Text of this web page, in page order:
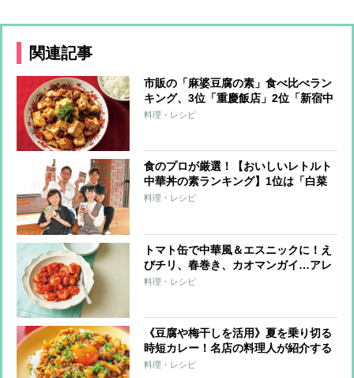
関連記事
市販の「麻婆豆腐の素」食べ比べラン
キング、3位「重慶飯店」2位「新宿中
村屋」【名店部門1～10位】
料理・レシピ
食のプロが厳選！【おいしいレトルト
中華丼の素ランキング】1位は「白菜
のシャキッと食感に感動」と高評価の
料理・レシピ
トマト缶で中華風＆エスニックに！え
びチリ、春巻き、カオマンガイ…アレ
ンジでおいしさ引き立つレシピ8品
料理・レシピ
《豆腐や梅干しを活用》夏を乗り切る
時短カレー！名店の料理人が紹介する
「アレンジカレー」レシピ
料理・レシピ